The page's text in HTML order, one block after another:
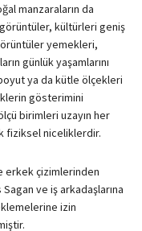
manzaraların da
kültürleri geniş
yemekleri,
günlük yaşamlarını
ya da kütle ölçekleri
gösterimini
birimleri uzayın her
fiziksel niceliklerdir.
erkek çizimlerinden
ve iş arkadaşlarına
izin